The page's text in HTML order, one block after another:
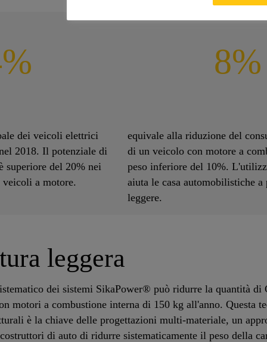
dei veicoli elettrici
2018. Il potenziale di
superiore del 20% nei
a motore.
8%
equivale alla riduzione del
di un veicolo con motore a
peso inferiore del 10%.
aiuta le casa automobilistiche
leggere.
leggera
dei sistemi SikaPower® può ridurre la quantità di
motori a combustione interna di 150 kg all'anno. Questa
è la chiave delle progettazioni multi-materiale, un
di auto di ridurre sistematicamente il peso della